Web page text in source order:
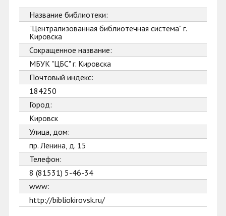
Название библиотеки:
"Централизованная библиотечная система" г.
Кировска
Сокращенное название:
МБУК "ЦБС" г. Кировска
Почтовый индекс:
184250
Город:
Кировск
Улица, дом:
пр. Ленина, д. 15
Телефон:
8 (81531) 5-46-34
www:
http://bibliokirovsk.ru/